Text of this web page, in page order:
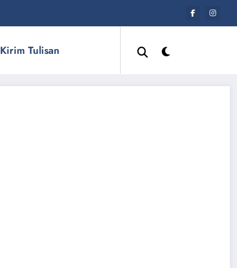
Kirim Tulisan